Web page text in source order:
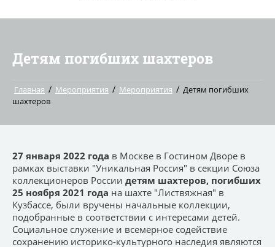
Детям погибших шахтеров
Главная / Мероприятия / Мероприятия / Детям погибших
шахтеров
27 января 2022 года в Москве в Гостином Дворе в
рамках выставки "Уникальная Россия" в секции Союза
коллекционеров России детям шахтеров, погибших
25 ноября 2021 года на шахте "Листвяжная" в
Кузбассе, были вручены начальные коллекции,
подобранные в соответствии с интересами детей.
Социальное служение и всемерное содействие
сохранению историко-культурного наследия являются